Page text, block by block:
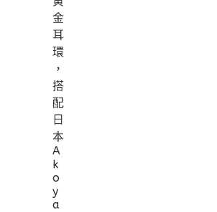
金
耳
環
，
搭
配
日
本
A
k
o
y
a